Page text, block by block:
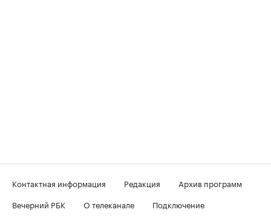
Контактная информация Редакция
Архив программ
Вечерний РБК
О телеканале
Подключение